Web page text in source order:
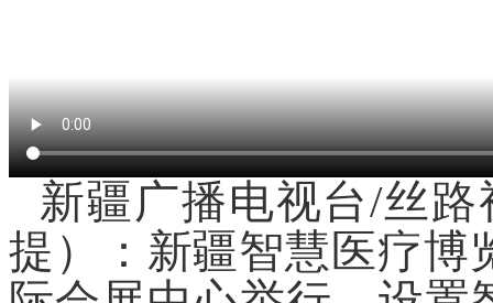
新疆广播电视台/丝路
提）：新疆智慧医疗博